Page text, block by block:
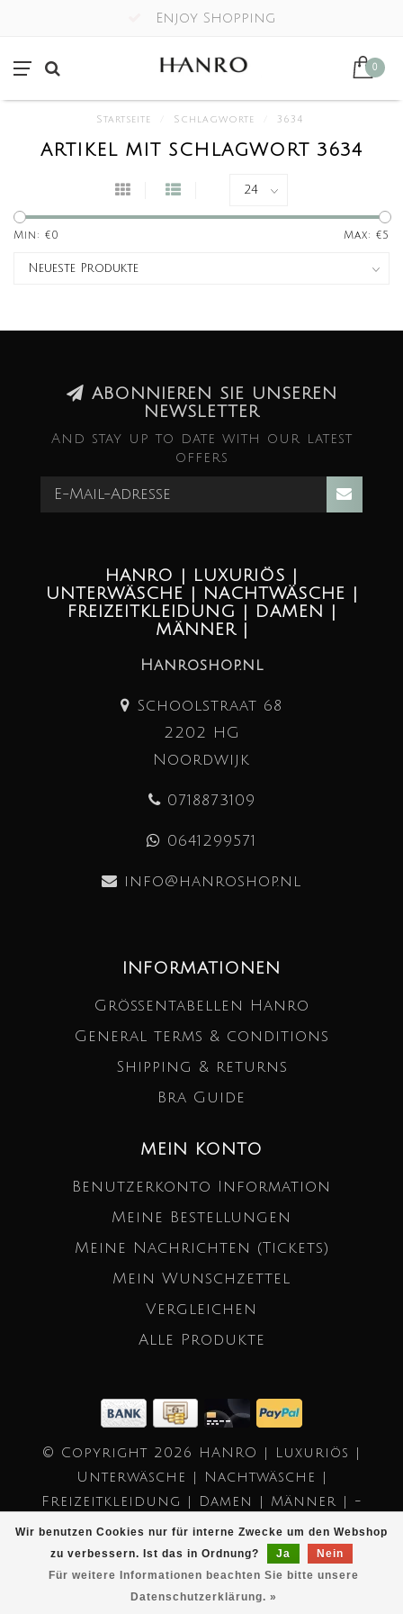
Enjoy Shopping
0
Startseite Schlagworte 3634
ARTIKEL MIT SCHLAGWORT 3634
Min: €0 Max: €5
Wir benutzen Cookies nur für interne Zwecke um den Webshop
zu verbessern. Ist das in Ordnung?
Ja
Nein
Für weitere Informationen beachten Sie bitte unsere
Datenschutzerklärung. »
ABONNIEREN SIE UNSEREN
NEWSLETTER
And stay up to date with our latest
offers
HANRO | LUXURIÖS |
UNTERWÄSCHE | NACHTWÄSCHE |
FREIZEITKLEIDUNG | DAMEN |
MÄNNER |
Hanroshop.nl
Schoolstraat 68
2202 HG
Noordwijk
0718873109
0641299571
info@hanroshop.nl
INFORMATIONEN
Größentabellen Hanro
General terms & conditions
Shipping & returns
Bra Guide
MEIN KONTO
Benutzerkonto Information
Meine Bestellungen
Meine Nachrichten (Tickets)
Mein Wunschzettel
Vergleichen
Alle Produkte
© Copyright 2026 HANRO | Luxuriös |
Unterwäsche | Nachtwäsche |
Freizeitkleidung | Damen | Männer | -
Powered by
Lightspeed
- Theme by
Dyvelopment